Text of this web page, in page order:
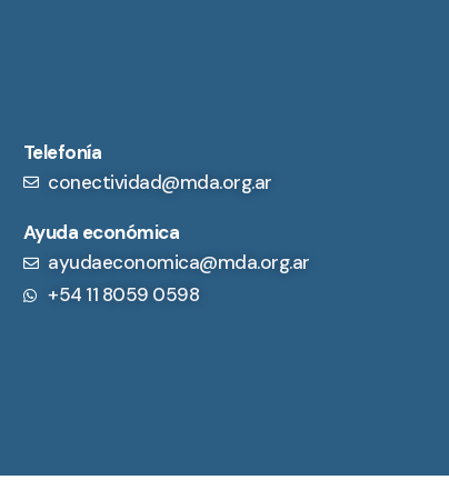
Telefonía
conectividad@mda.org.ar
Ayuda económica
ayudaeconomica@mda.org.ar
+54 11 8059 0598